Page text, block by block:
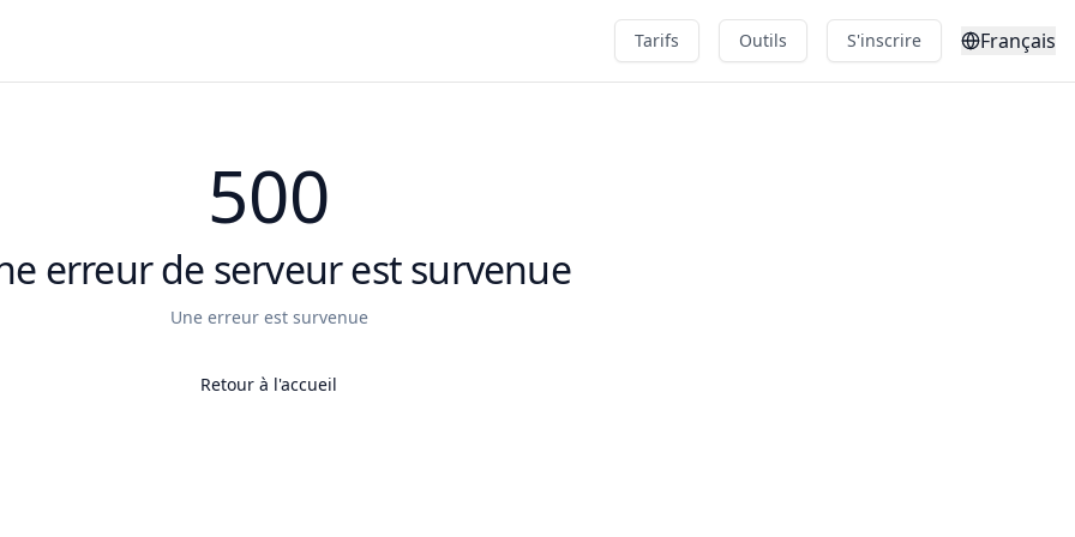
Tarifs Outils S'inscrire Français
500
erreur de serveur est survenue
Une erreur est survenue
Retour à l'accueil